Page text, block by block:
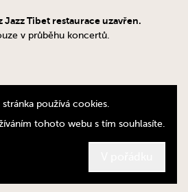
Tibet restaurace uzavřen.
v průběhu koncertů.
stránka používá cookies.
tohoto webu s tím souhlasíte.